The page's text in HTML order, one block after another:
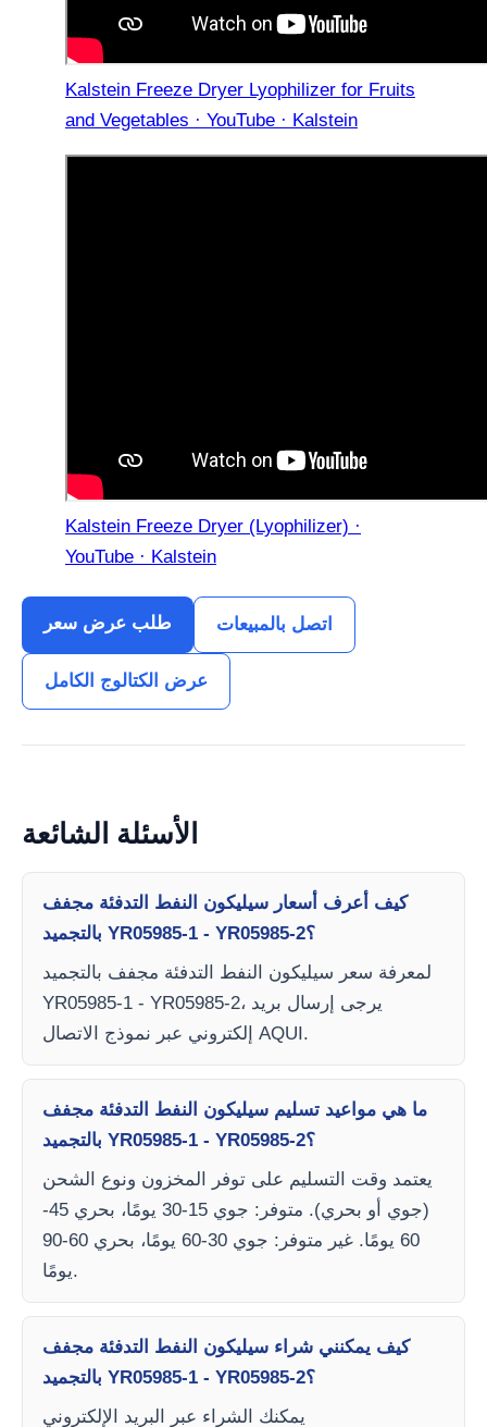
Kalstein Freeze Dryer Lyophilizer for Fruits
and Vegetables · YouTube · Kalstein
Kalstein Freeze Dryer (Lyophilizer) ·
YouTube · Kalstein
طلب عرض سعر اتصل بالمبيعات
عرض الكتالوج الكامل
الأسئلة الشائعة
كيف أعرف أسعار سيليكون النفط التدفئة مجفف
بالتجميد YR05985-1 - YR05985-2؟
لمعرفة سعر سيليكون النفط التدفئة مجفف بالتجميد
YR05985-1 - YR05985-2، يرجى إرسال بريد
إلكتروني عبر نموذج الاتصال AQUI.
ما هي مواعيد تسليم سيليكون النفط التدفئة مجفف
بالتجميد YR05985-1 - YR05985-2؟
يعتمد وقت التسليم على توفر المخزون ونوع الشحن
(جوي أو بحري). متوفر: جوي 15-30 يومًا، بحري 45-
60 يومًا. غير متوفر: جوي 30-60 يومًا، بحري 60-90
يومًا.
كيف يمكنني شراء سيليكون النفط التدفئة مجفف
بالتجميد YR05985-1 - YR05985-2؟
يمكنك الشراء عبر البريد الإلكتروني